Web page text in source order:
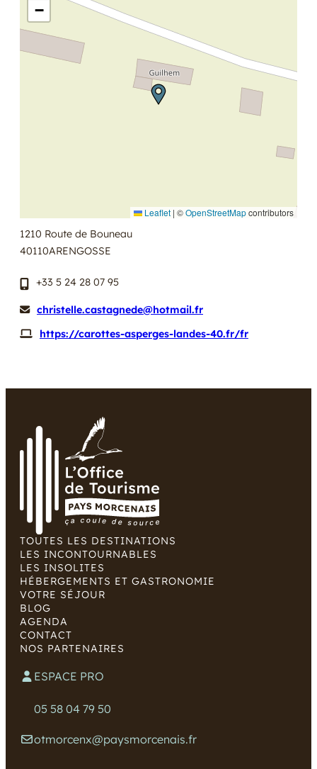
−
Leaflet | ©OpenStreetMapcontributors
1210 Route de Bouneau
40110ARENGOSSE
+33 5 24 28 07 95
christelle.castagnede@hotmail.fr
https://carottes-asperges-landes-40.fr/fr
TOUTES LES DESTINATIONS
LES INCONTOURNABLES
LES INSOLITES
HÉBERGEMENTS ET GASTRONOMIE
VOTRE SÉJOUR
BLOG
AGENDA
CONTACT
NOS PARTENAIRES
ESPACE PRO
05 58 04 79 50
otmorcenx@paysmorcenais.fr